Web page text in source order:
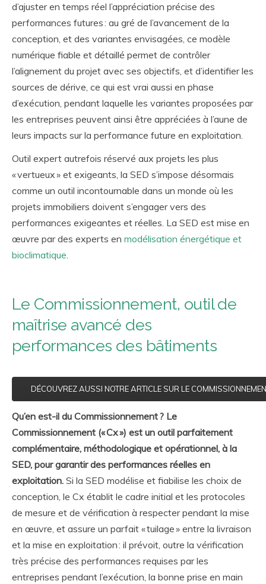
d’ajuster en temps réel l’appréciation précise des
performances futures : au gré de l’avancement de la
conception, et des variantes envisagées, ce modèle
numérique fiable et détaillé permet de contrôler
l’alignement du projet avec ses objectifs, et d’identifier les
sources de dérive, ce qui est vrai aussi en phase
d’exécution, pendant laquelle les variantes proposées par
les entreprises peuvent ainsi être appréciées à l’aune de
leurs impacts sur la performance future en exploitation.
Outil expert autrefois réservé aux projets les plus
« vertueux » et exigeants, la SED s’impose désormais
comme un outil incontournable dans un monde où les
projets immobiliers doivent s’engager vers des
performances exigeantes et réelles. La SED est mise en
œuvre par des experts en modélisation énergétique et
bioclimatique.
Le Commissionnement, outil de
maîtrise avancé des
performances des bâtiments
DÉCOUVREZ AUSSI NOTRE ARTICLE SUR LE
Qu’en est-il du Commissionnement ? Le
Commissionnement (« Cx ») est un outil parfaitement
complémentaire, méthodologique et opérationnel, à la
SED, pour garantir des performances réelles en
exploitation. Si la SED modélise et fiabilise les choix de
conception, le Cx établit le cadre initial et les protocoles
de mesure et de vérification à respecter pendant la mise
en œuvre, et assure un parfait « tuilage » entre la livraison
et la mise en exploitation : il prévoit, outre la vérification
très précise des performances requises par les
entreprises pendant l’exécution, la bonne prise en main